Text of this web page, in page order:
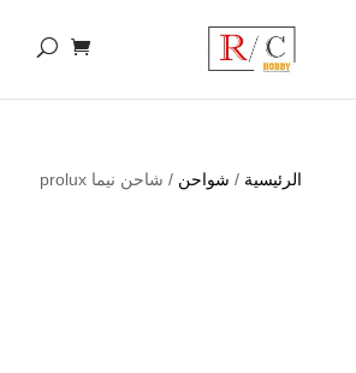
الرئيسية / شواحن / شاحن نيما prolux